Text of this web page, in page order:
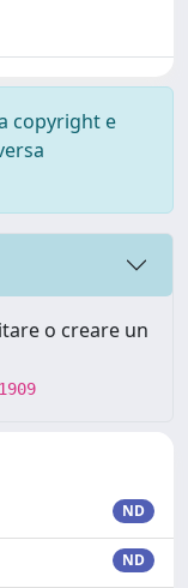
copyright e
o creare un
ND
ND